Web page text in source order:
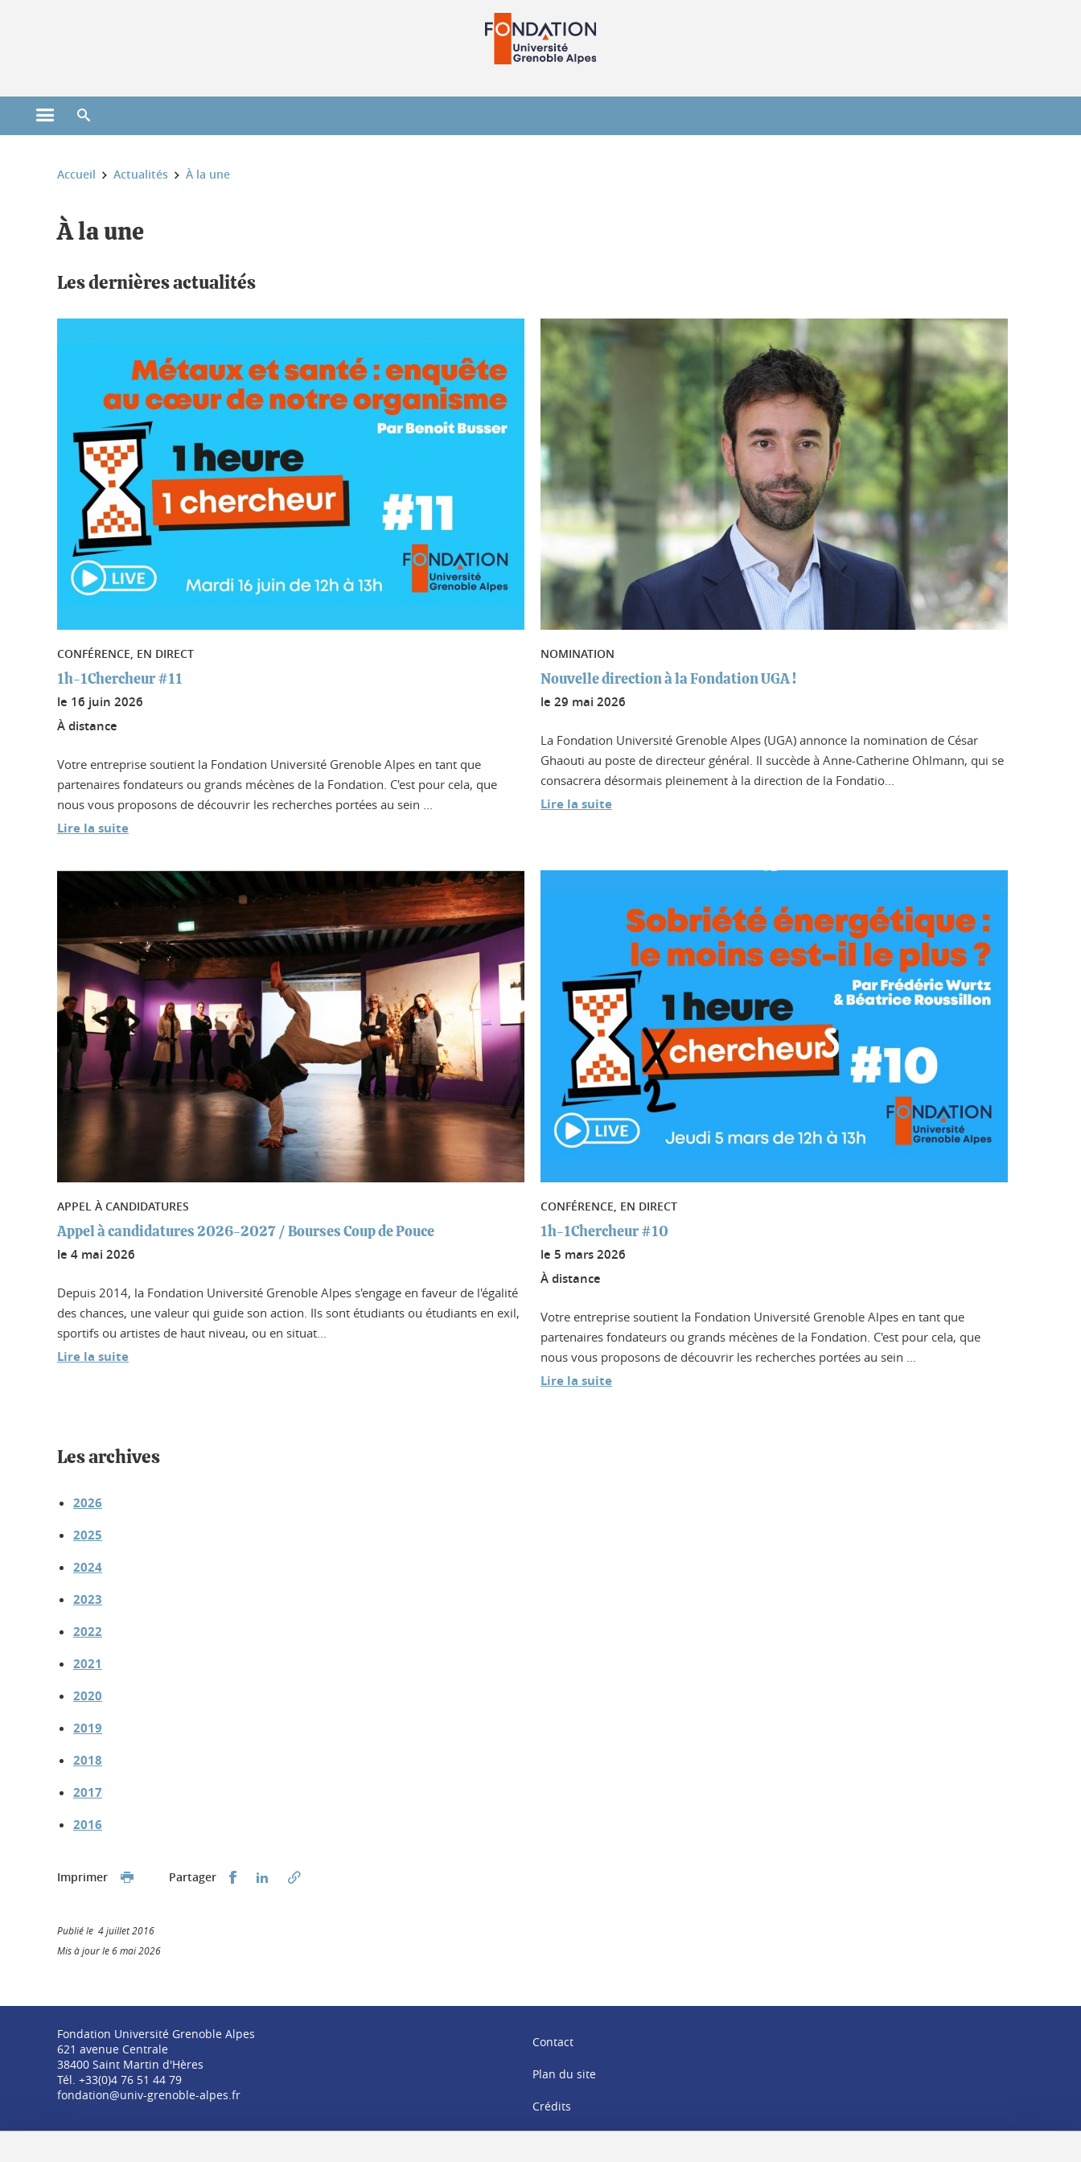
Ouvrir le menu principal
Vous êtes ici :
Accueil Actualités À la une
À la une
Les dernières actualités
CONFÉRENCE, EN DIRECT
1h-1Chercheur #11
le 16 juin 2026
À distance
Votre entreprise soutient la Fondation Université Grenoble Alpes en tant que
partenaires fondateurs ou grands mécènes de la Fondation. C'est pour cela, que
nous vous proposons de découvrir les recherches portées au sein ...
Lire la suite
NOMINATION
Nouvelle direction à la Fondation UGA !
le 29 mai 2026
La Fondation Université Grenoble Alpes (UGA) annonce la nomination de César
Ghaouti au poste de directeur général. Il succède à Anne-Catherine Ohlmann, qui se
consacrera désormais pleinement à la direction de la Fondatio...
Lire la suite
APPEL À CANDIDATURES
Appel à candidatures 2026-2027 / Bourses Coup de Pouce
le 4 mai 2026
Depuis 2014, la Fondation Université Grenoble Alpes s'engage en faveur de l'égalité
des chances, une valeur qui guide son action. Ils sont étudiants ou étudiants en exil,
sportifs ou artistes de haut niveau, ou en situat...
Lire la suite
CONFÉRENCE, EN DIRECT
1h-1Chercheur #10
le 5 mars 2026
À distance
Votre entreprise soutient la Fondation Université Grenoble Alpes en tant que
partenaires fondateurs ou grands mécènes de la Fondation. C'est pour cela, que
nous vous proposons de découvrir les recherches portées au sein ...
Lire la suite
Les archives
2026
2025
2024
2023
2022
2021
2020
2019
2018
2017
2016
Imprimer Partager Partager sur Facebook
Partager sur LinkedIn
Publié le 4 juillet 2016
Mis à jour le 6 mai 2026
Fondation Université Grenoble Alpes
621 avenue Centrale
38400 Saint Martin d'Hères
Tél. +33(0)4 76 51 44 79
fondation@univ-grenoble-alpes.fr
Contact
Plan du site
Crédits